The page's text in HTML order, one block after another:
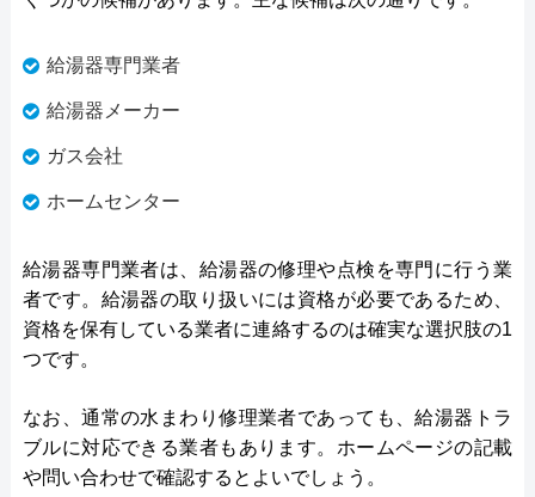
給湯器専門業者
給湯器メーカー
ガス会社
ホームセンター
給湯器専門業者は、給湯器の修理や点検を専門に行う業
者です。給湯器の取り扱いには資格が必要であるため、
資格を保有している業者に連絡するのは確実な選択肢の1
つです。
なお、通常の水まわり修理業者であっても、給湯器トラ
ブルに対応できる業者もあります。ホームページの記載
や問い合わせで確認するとよいでしょう。